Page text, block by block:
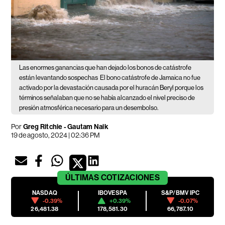
Las enormes ganancias que han dejado los bonos de catástrofe
están levantando sospechas El bono catástrofe de Jamaica no fue
activado por la devastación causada por el huracán Beryl porque los
términos señalaban que no se había alcanzado el nivel preciso de
presión atmosférica necesario para un desembolso.
PorGreg Ritchie - Gautam Naik
19 de agosto, 2024 | 02:36 PM
ÚLTIMAS COTIZACIONES
NASDAQ
-0.39%
26,481.38
IBOVESPA
+0.39%
178,581.30
S&P/BMV IPC
-0.07%
66,787.10